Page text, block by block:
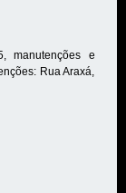
manutenções e
Rua Araxá,